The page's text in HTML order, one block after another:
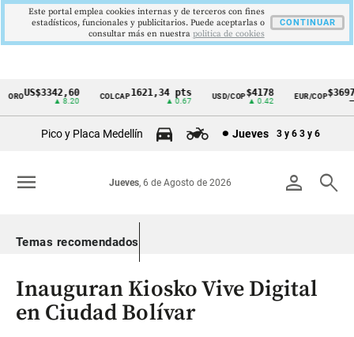
Cintillo
Colombia
US$3342,60
▲ 8.20
COLCAP1621,34 pts
▲ 0.67
USD/COP$4178
▲ 0.42
EUR/COP$3697
Pico y Placa Medellín Jueves 3 y 6 3 y 6
person search
Jueves, 6 de Agosto de 2026
menu
Temas recomendados
Inauguran Kiosko Vive Digital
en Ciudad Bolívar
Este portal emplea cookies internas y de terceros con fines
estadísticos, funcionales y publicitarios. Puede aceptarlas o
consultar más en nuestra politica de cookies
CONTINUAR